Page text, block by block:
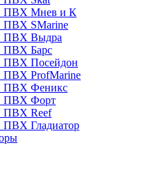
ПВХ Мнев и К
ПВХ SMarine
ПВХ Выдра
ПВХ Барс
ПВХ Посейдон
ПВХ ProfMarine
ПВХ Феникс
ПВХ Форт
ПВХ Reef
ПВХ Гладиатор